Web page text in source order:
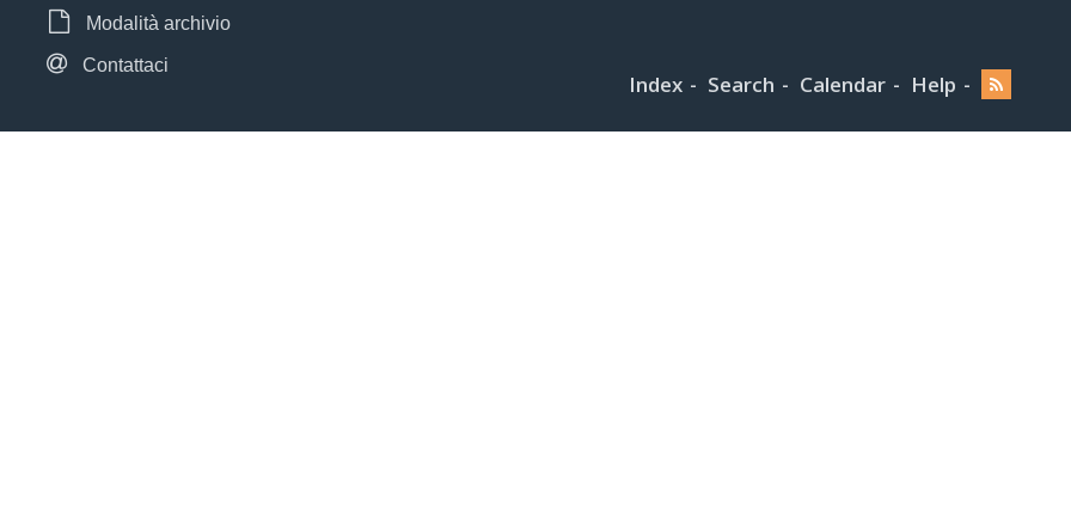
Modalità archivio
Contattaci
Index Search Calendar Help